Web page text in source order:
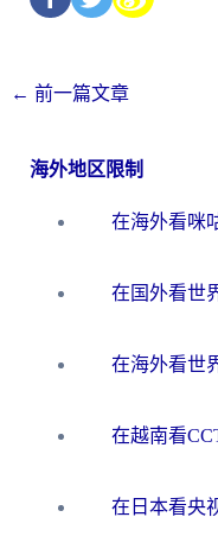
← 前一篇文章
海外地区限制